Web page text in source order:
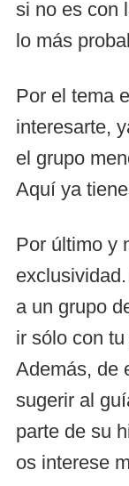
si no es con
lo más
Por el tema
interesarte,
el grupo
Aquí ya
Por último y
a un grupo
ir sólo con
Además, de
sugerir al
parte de su
os interese